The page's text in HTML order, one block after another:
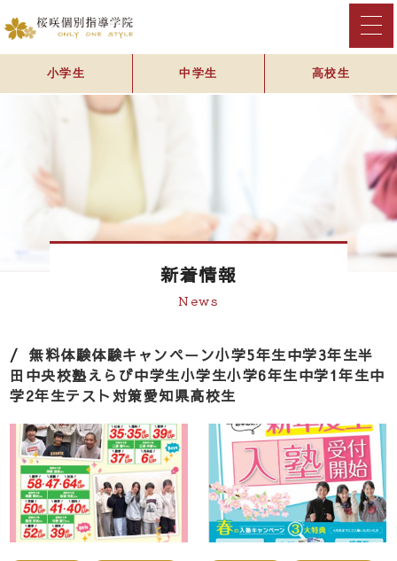
小学生 中学生 高校生
新着情報
News
無料体験体験キャンペーン小学5年生中学3年生半
田中央校塾えらび中学生小学生小学6年生中学1年生中
学2年生テスト対策愛知県高校生